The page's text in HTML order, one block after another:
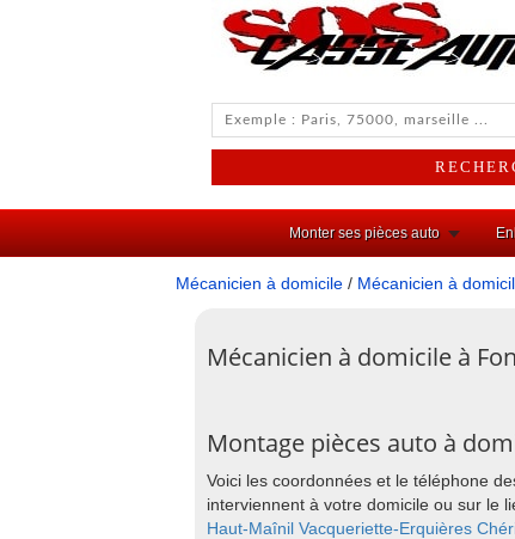
Monter ses pièces auto
Mécanicien à domicile / Mécanicien à
Mécanicien à domicile à
Montage pièces auto à
Voici les coordonnées et le téléphone
interviennent à votre domicile ou sur le
Haut-Maînil Vacqueriette-Erquières